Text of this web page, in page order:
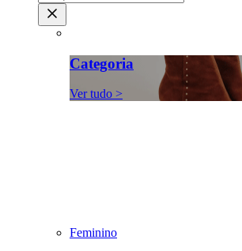
Categoria
Ver tudo >
Feminino